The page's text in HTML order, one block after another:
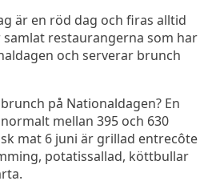
är en röd dag och firas alltid
samlat restaurangerna som har
och serverar brunch
på Nationaldagen? En
mellan 395 och 630
mat 6 juni är grillad entrecôte
potatissallad, köttbullar